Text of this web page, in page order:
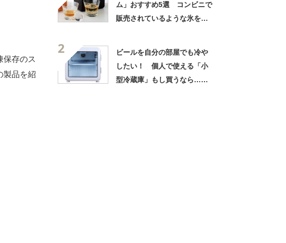
保存のス
製品を紹
ム」おすすめ5選 コンビニで
販売されているような氷を自
2
ビールを自分の部屋でも冷や
したい！ 個人で使える「小
型冷蔵庫」もし買うなら……3